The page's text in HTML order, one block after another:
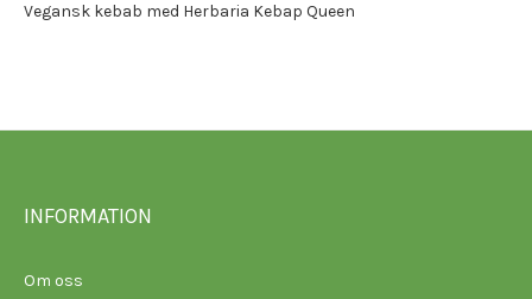
Vegansk kebab med Herbaria Kebap Queen
INFORMATION
Om oss